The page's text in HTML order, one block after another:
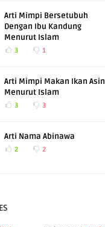
Arti Mimpi Bersetubuh
Dengan Ibu Kandung
Menurut Islam
3 1
Arti Mimpi Makan Ikan Asin
Menurut Islam
3 3
Arti Nama Abinawa
2 2